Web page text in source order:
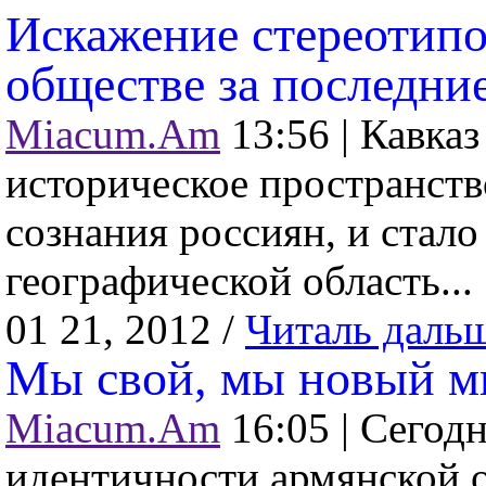
Искажение
обществе за
Miacum.Am 13:56 |
историческое
сознания россиян, и
географической область...
01 21, 2012 / Читаль
Мы свой, мы новый
Miacum.Am 16:05 |